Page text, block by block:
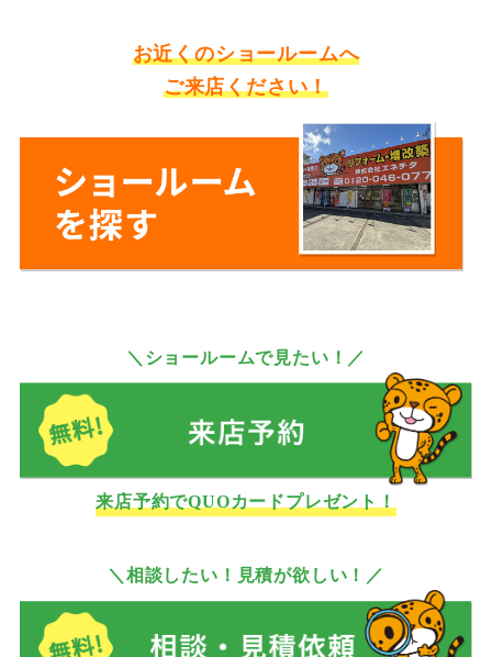
お近くのショールームへ
ご来店ください！
＼ショールームで見たい！／
来店予約でQUOカードプレゼント！
＼相談したい！見積が欲しい！／